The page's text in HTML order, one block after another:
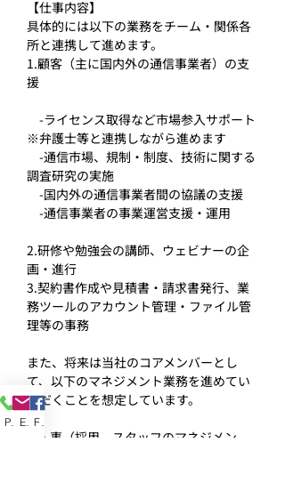
【仕事内容】
具体的には以下の業務をチーム・関係各
所と連携して進めます。
1.顧客（主に国内外の通信事業者）の支
援
-ライセンス取得など市場参入サポート
※弁護士等と連携しながら進めます
-通信市場、規制・制度、技術に関する
調査研究の実施
-国内外の通信事業者間の協議の支援
-通信事業者の事業運営支援・運用
2.研修や勉強会の講師、ウェビナーの企
画・進行
3.契約書作成や見積書・請求書発行、業
務ツールのアカウント管理・ファイル管
理等の事務
また、将来は当社のコアメンバーとし
て、以下のマネジメント業務を進めてい
ただくことを想定しています。
4.人事（採用、スタッフのマネジメン
Phone Email